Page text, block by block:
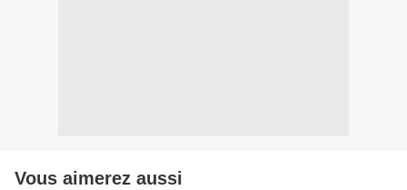
Vous aimerez aussi